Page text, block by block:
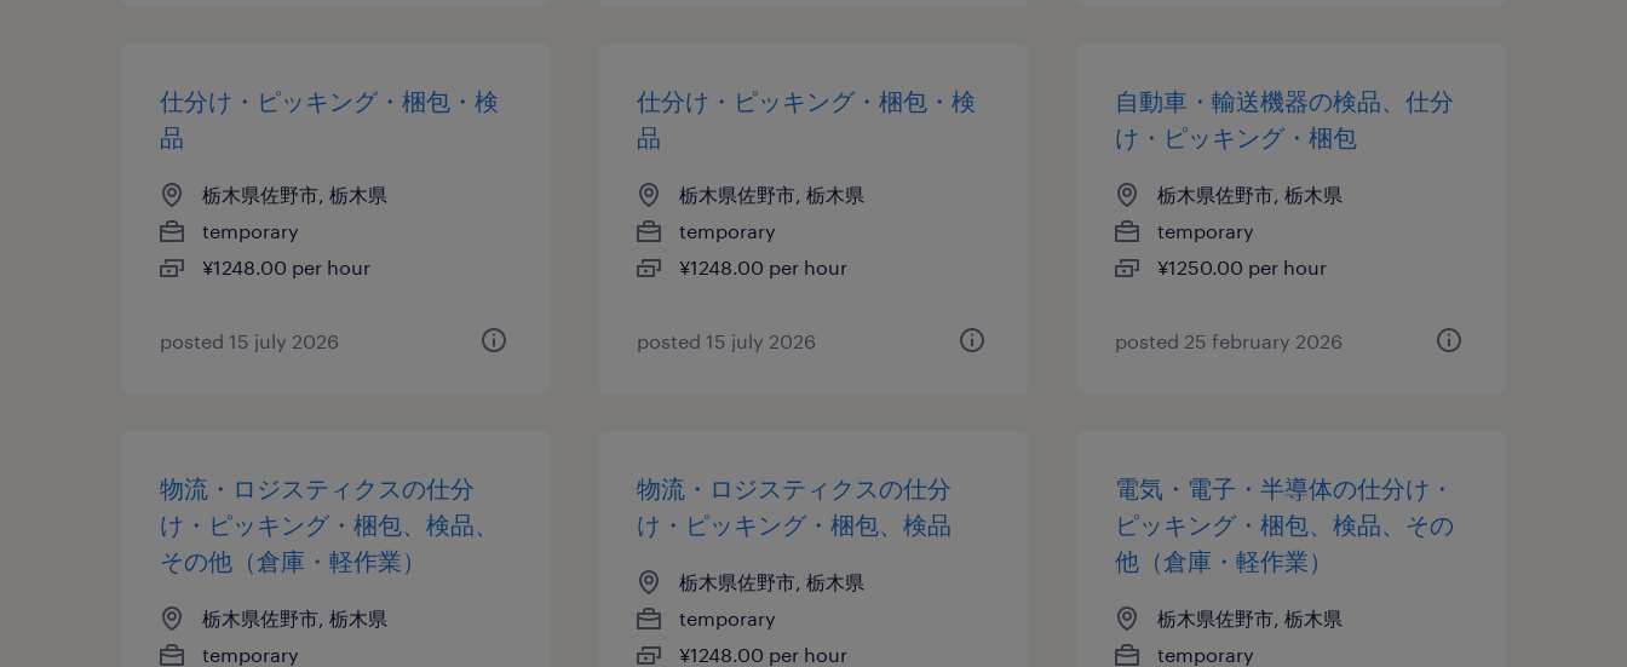
仕分け・ピッキング・梱包・検
品
栃木県佐野市, 栃木県
temporary
¥1248.00 per hour
posted 15 july 2026
仕分け・ピッキング・梱包・検
品
栃木県佐野市, 栃木県
temporary
¥1248.00 per hour
posted 15 july 2026
自動車・輸送機器の検品、仕分
け・ピッキング・梱包
栃木県佐野市, 栃木県
temporary
¥1250.00 per hour
posted 25 february 2026
物流・ロジスティクスの仕分
け・ピッキング・梱包、検品、
その他（倉庫・軽作業）
栃木県佐野市, 栃木県
temporary
物流・ロジスティクスの仕分
け・ピッキング・梱包、検品
栃木県佐野市, 栃木県
temporary
¥1248.00 per hour
電気・電子・半導体の仕分け・
ピッキング・梱包、検品、その
他（倉庫・軽作業）
栃木県佐野市, 栃木県
temporary